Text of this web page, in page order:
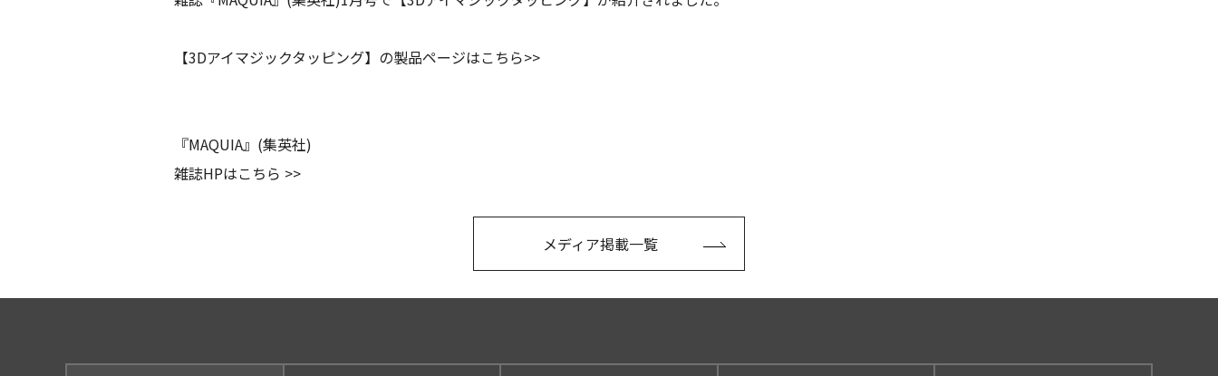
【3Dアイマジックタッピング】の製品ページはこちら>>
『MAQUIA』(集英社)
雑誌HPはこちら >>
メディア掲載一覧